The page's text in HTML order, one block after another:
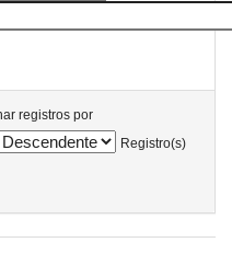
registros por
Registro(s)